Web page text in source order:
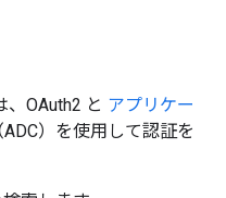
OAuth2 と アプリケー
ADC）を使用して認証を